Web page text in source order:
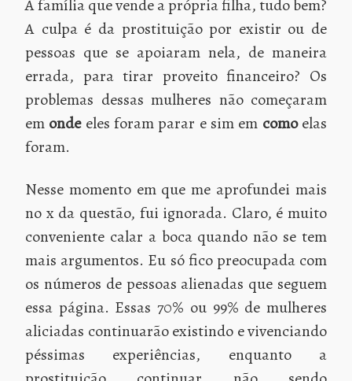
A família que vende a própria filha, tudo bem?
A culpa é da prostituição por existir ou de
pessoas que se apoiaram nela, de maneira
errada, para tirar proveito financeiro? Os
problemas dessas mulheres não começaram
em ondeeles foram parar e sim em comoelas
foram.
Nesse momento em que me aprofundei mais
no x da questão, fui ignorada. Claro, é muito
conveniente calar a boca quando não se tem
mais argumentos. Eu só fico preocupada com
os números de pessoas alienadas que seguem
essa página. Essas 70% ou 99% de mulheres
aliciadas continuarão existindo e vivenciando
péssimas experiências, enquanto a